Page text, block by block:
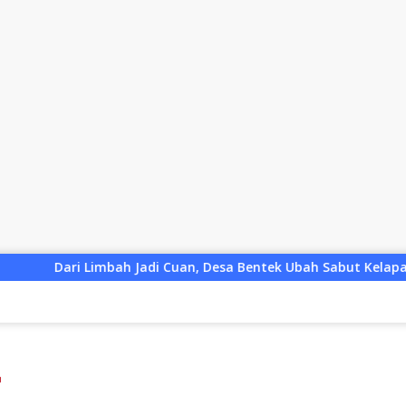
Cuan, Desa Bentek Ubah Sabut Kelapa Menjadi Peluang